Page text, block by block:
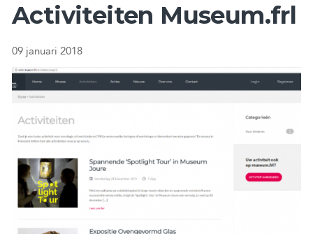
Activiteiten Museum.frl
09 januari 2018